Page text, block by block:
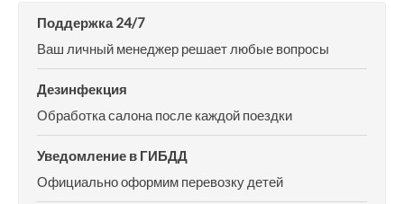
Поддержка 24/7
Ваш личный менеджер решает любые вопросы
Дезинфекция
Обработка салона после каждой поездки
Уведомление в ГИБДД
Официально оформим перевозку детей